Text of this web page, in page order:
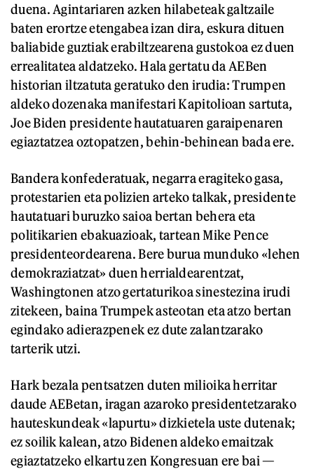
duena. Agintariaren azken hilabeteak galtzaile
baten erortze etengabea izan dira, eskura dituen
baliabide guztiak erabiltzearena gustokoa ez duen
errealitatea aldatzeko. Hala gertatu da AEBen
historian iltzatuta geratuko den irudia: Trumpen
aldeko dozenaka manifestari Kapitolioan sartuta,
Joe Biden presidente hautatuaren garaipenaren
egiaztatzea oztopatzen, behin-behinean bada ere.
Bandera konfederatuak, negarra eragiteko gasa,
protestarien eta polizien arteko talkak, presidente
hautatuari buruzko saioa bertan behera eta
politikarien ebakuazioak, tartean Mike Pence
presidenteordearena. Bere burua munduko «lehen
demokraziatzat» duen herrialdearentzat,
Washingtonen atzo gertaturikoa sinestezina irudi
zitekeen, baina Trumpek asteotan eta atzo bertan
egindako adierazpenek ez dute zalantzarako
tarterik utzi.
Hark bezala pentsatzen duten milioika herritar
daude AEBetan, iragan azaroko presidentetzarako
hauteskundeak «lapurtu» dizkietela uste dutenak;
ez soilik kalean, atzo Bidenen aldeko emaitzak
egiaztatzeko elkartu zen Kongresuan ere bai —